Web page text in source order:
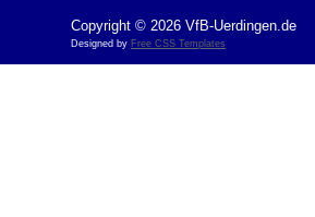
Copyright © 2026 VfB-Uerdingen.de
Designed by Free CSS Templates